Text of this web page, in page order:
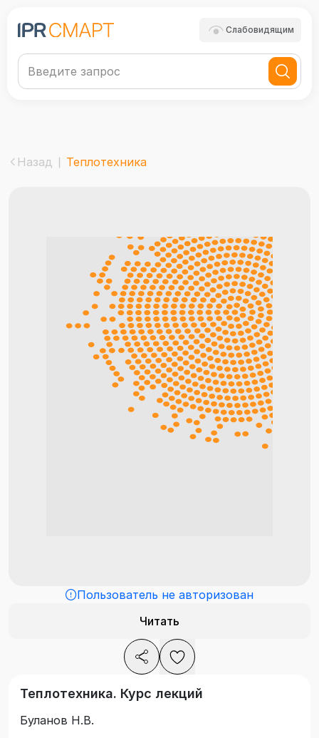
Слабовидящим
Назад Теплотехника
Пользователь не авторизован
Читать
Теплотехника. Курс лекций
Буланов Н.В.